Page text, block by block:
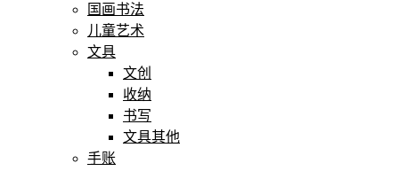
国画书法
儿童艺术
文具
文创
收纳
书写
文具其他
手账